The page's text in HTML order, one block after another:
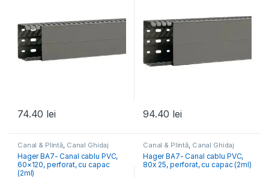
74.40 lei 94.40 lei
Canal & Plintă, Canal Ghidaj
Tablou Electric Elemente
Conexiune- Tablou Electric
Hager BA7- Canal cablu PVC,
60×120, perforat, cu capac
(2ml)
Canal & Plintă, Canal Ghidaj
Tablou Electric Elemente
Conexiune- Tablou Electric
Hager BA7- Canal cablu PVC,
80x 25, perforat, cu capac (2ml)